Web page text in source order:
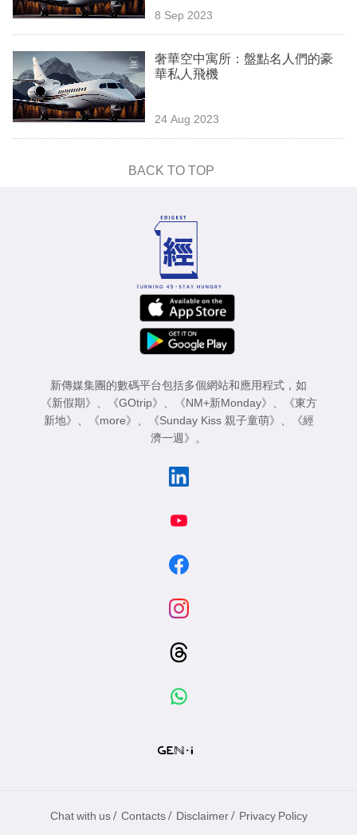
欄
訂
閱
8 Sep 2023
奢華空中寓所：盤點名人們的豪
華私人飛機
24 Aug 2023
BACK TO TOP
新傳媒集團的數碼平台包括多個網站和應用程式，如
《新假期》
《GOtrip》 《NM+新Monday》
《東方
新地》
《more》 《Sunday Kiss 親子童萌》
《經
濟一週》
。
Chat with us / Contacts / Disclaimer / Privacy Policy